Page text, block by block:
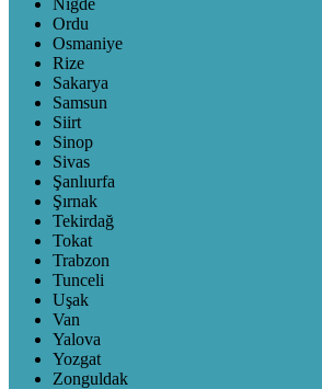
Niğde
Ordu
Osmaniye
Rize
Sakarya
Samsun
Siirt
Sinop
Sivas
Şanlıurfa
Şırnak
Tekirdağ
Tokat
Trabzon
Tunceli
Uşak
Van
Yalova
Yozgat
Zonguldak